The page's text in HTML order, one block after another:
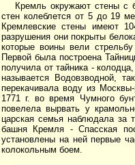
Кремль окружают стены с
стен колеблется от 5 до 19
Кремлевские стены имеют
разрушения они покрыты
которые воины вели
Первой была построена
получила от тайника -
называется Водовзводной,
перекачивала воду из
1771 г. во время Чумного
повелела вырвать у
царская семья наблюдала за
башня Кремля - Спасская
установлены на ней первые
колокольным боем.